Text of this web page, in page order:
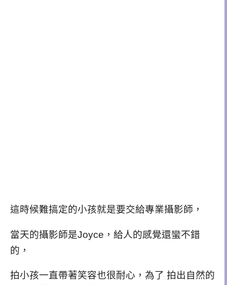
這時候難搞定的小孩就是要交給專業攝影師，
當天的攝影師是Joyce，給人的感覺還蠻不錯
的，
拍小孩一直帶著笑容也很耐心，為了 拍出自然的